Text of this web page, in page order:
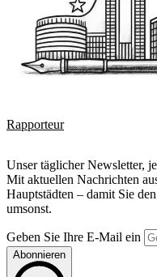
Rapporteur
Unser täglicher Newsletter,
Mit aktuellen Nachrichten
Hauptstädten – damit Sie
umsonst.
Geben Sie Ihre E-Mail ein
Abonnieren